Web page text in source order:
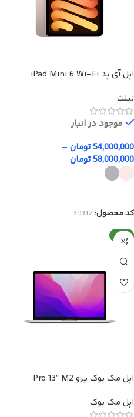
اپل آی پد iPad Mini 6 Wi-Fi
تبلت
موجود در انبار
54,000,000تومان –
58,000,000تومان
کد محصول:30912
جدید
اپل مک بوک پرو Pro 13” M2
اپل مک بوک